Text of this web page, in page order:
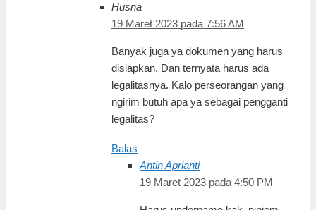
Husna
19 Maret 2023 pada 7:56 AM
Banyak juga ya dokumen yang harus
disiapkan. Dan ternyata harus ada
legalitasnya. Kalo perseorangan yang
ngirim butuh apa ya sebagai pengganti
legalitas?
Balas
Antin Aprianti
19 Maret 2023 pada 4:50 PM